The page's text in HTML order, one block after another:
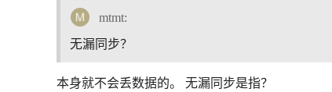
mtmt:
无漏同步？
本身就不会丢数据的。 无漏同步是指？